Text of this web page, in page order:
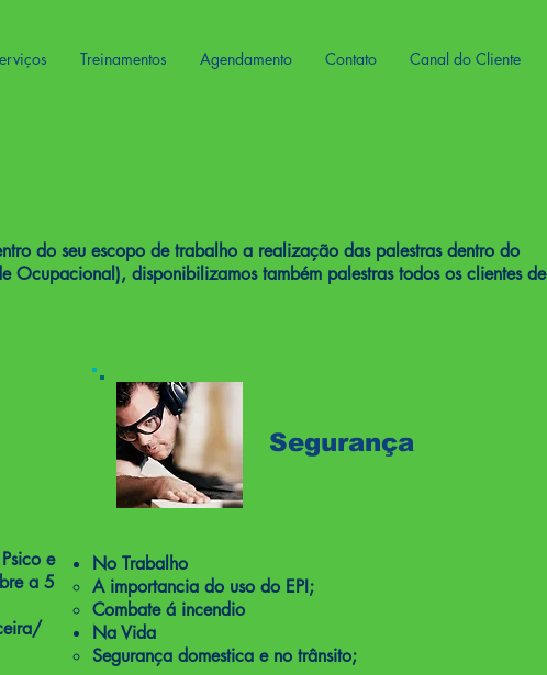
Treinamentos Agendamento Contato Canal do Cliente
do seu escopo de trabalho a realização das palestras dentro do
disponibilizamos também palestras todos os clientes de
e
a 5
Segurança
No Trabalho
A importancia do uso do EPI;
Combate á incendio
Na Vida
Segurança domestica e no trânsito;